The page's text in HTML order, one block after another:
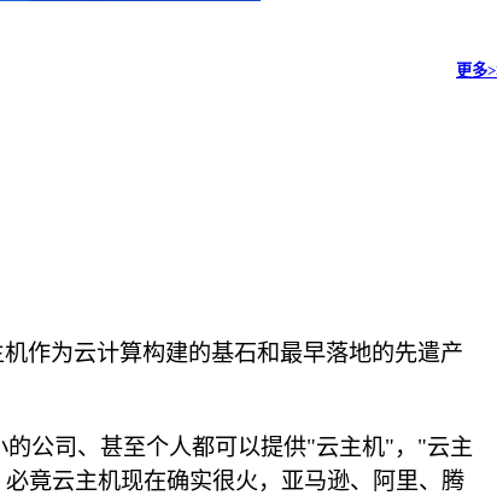
更多
作为云计算构建的基石和最早落地的先遣产
公司、甚至个人都可以提供"云主机"，"云主
竟云主机现在确实很火，亚马逊、阿里、腾